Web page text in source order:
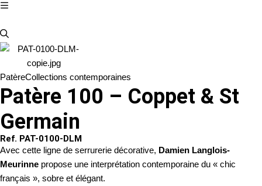
PatèreCollections contemporaines
Patère 100 – Coppet & St
Germain
Ref. PAT-0100-DLM
Avec cette ligne de serrurerie décorative, Damien Langlois-
Meurinne propose une interprétation contemporaine du « chic
français », sobre et élégant.